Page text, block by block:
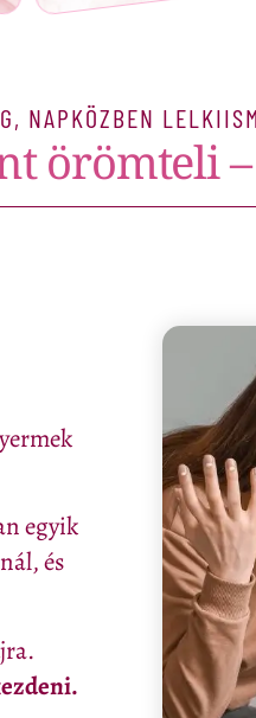
NAPKÖZBEN
örömteli
egyik
és